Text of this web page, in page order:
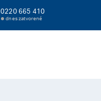
0220 665 410
dnes zatvorené